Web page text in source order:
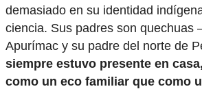
demasiado en su identidad
ciencia. Sus padres son quechuas
Apurímac y su padre del norte de
siempre estuvo presente en
como un eco familiar que como